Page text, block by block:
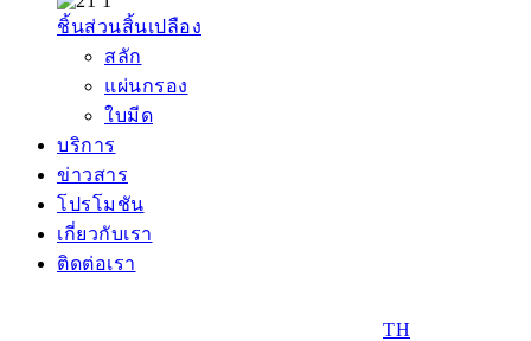
ชิ้นส่วนสิ้นเปลือง
สลัก
แผ่นกรอง
ใบมีด
บริการ
ข่าวสาร
โปรโมชัน
เกี่ยวกับเรา
ติดต่อเรา
TH